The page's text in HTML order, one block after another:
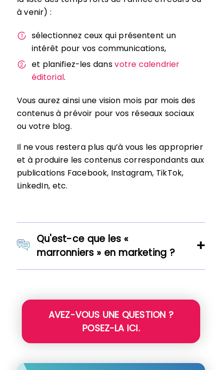
à venir) :
sélectionnez ceux qui présentent un
intérêt pour vos communications,
et planifiez-les dansvotre calendrier
éditorial.
Vous aurez ainsi une vision mois par mois des
contenus à prévoir pour vos réseaux sociaux
ou votre blog.
Il ne vous restera plus qu’à vous les approprier
et à produire les contenus correspondants aux
publications Facebook, Instagram, TikTok,
LinkedIn, etc.
Qu'est-ce que les «
marronniers » en marketing ?
AVEZ-VOUS UNE QUESTION ?
POSEZ-LA ICI.